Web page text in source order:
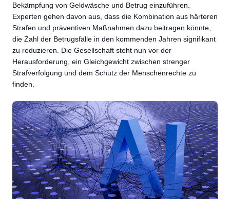
Bekämpfung von Geldwäsche und Betrug einzuführen.
Experten gehen davon aus, dass die Kombination aus härteren
Strafen und präventiven Maßnahmen dazu beitragen könnte,
die Zahl der Betrugsfälle in den kommenden Jahren signifikant
zu reduzieren. Die Gesellschaft steht nun vor der
Herausforderung, ein Gleichgewicht zwischen strenger
Strafverfolgung und dem Schutz der Menschenrechte zu
finden.